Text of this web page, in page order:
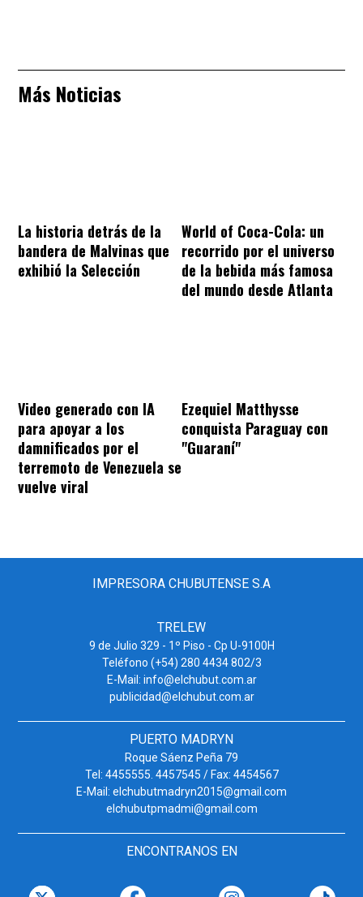
Más Noticias
La historia detrás de la
bandera de Malvinas que
exhibió la Selección
World of Coca-Cola: un
recorrido por el universo
de la bebida más famosa
del mundo desde Atlanta
Video generado con IA
para apoyar a los
damnificados por el
terremoto de Venezuela se
vuelve viral
Ezequiel Matthysse
conquista Paraguay con
"Guaraní"
IMPRESORA CHUBUTENSE S.A
TRELEW
9 de Julio 329 - 1º Piso - Cp U-9100H
Teléfono (+54) 280 4434 802/3
E-Mail: info@elchubut.com.ar
publicidad@elchubut.com.ar
PUERTO MADRYN
Roque Sáenz Peña 79
Tel: 4455555. 4457545 / Fax: 4454567
E-Mail: elchubutmadryn2015@gmail.com
elchubutpmadmi@gmail.com
ENCONTRANOS EN